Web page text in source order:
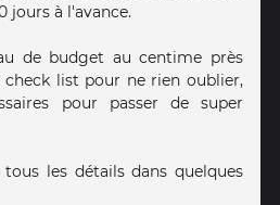
jours à l'avance.
de budget au centime près
list pour ne rien oublier,
pour passer de super
les détails dans quelques